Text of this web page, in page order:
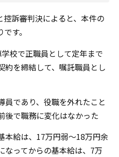
控訴審判決によると、本件の
す。
校で正職員として定年まで
約を締結して、嘱託職員とし
員であり、役職を外れたこと
後で職務に変化はなかった
本給は、17万円弱～18万円余
なってからの基本給は、7万